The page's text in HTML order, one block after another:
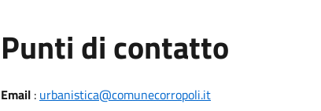
Punti di contatto
Email: urbanistica@comunecorropoli.it